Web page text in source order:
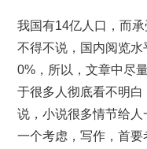
我国有14亿人口，而
不得不说，国内阅览
0%，所以，文章中尽
于很多人彻底看不明
说，小说很多情节给
一个考虑，写作，首